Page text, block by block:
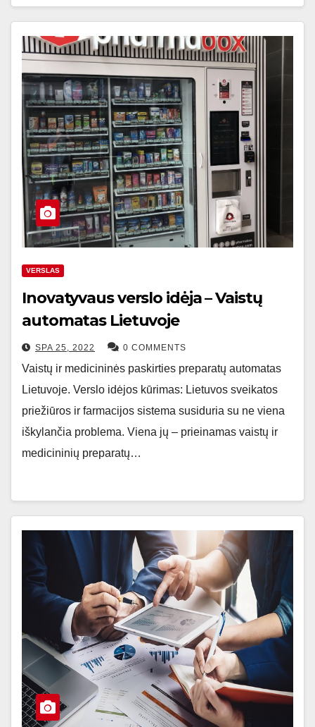
VERSLAS
Inovatyvaus verslo idėja – Vaistų
automatas Lietuvoje
SPA 25, 2022 0 COMMENTS
Vaistų ir medicininės paskirties preparatų automatas
Lietuvoje. Verslo idėjos kūrimas: Lietuvos sveikatos
priežiūros ir farmacijos sistema susiduria su ne viena
iškylančia problema. Viena jų – prieinamas vaistų ir
medicininių preparatų…